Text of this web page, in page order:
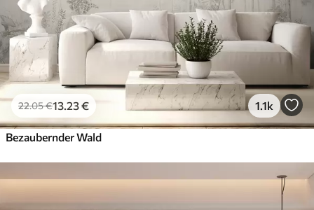
22.05€13 .23€ 1.1k
Bezaubernder Wald